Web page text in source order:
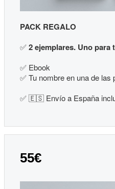
PACK REGALO
✅2 ejemplares. Uno
✅ Ebook
✅Tu nombre en una de
✅ 🇪🇸 Envío a España
55€